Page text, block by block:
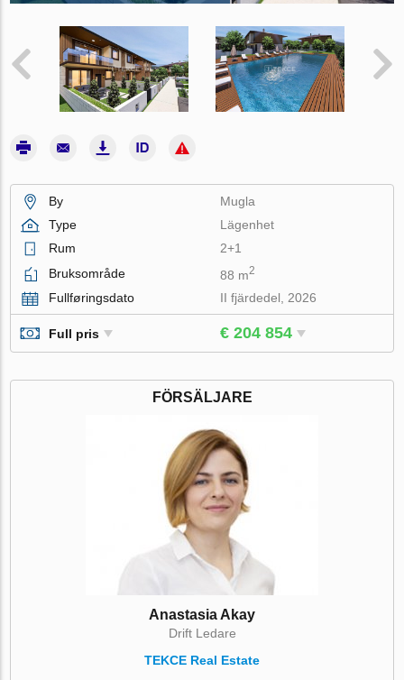
By
Mugla
Type
Lägenhet
Rum
2+1
Bruksområde
88 m2
Fullføringsdato II fjärdedel, 2026
Full pris € 204 854
FÖRSÄLJARE
Anastasia Akay
Drift Ledare
TEKCE Real Estate